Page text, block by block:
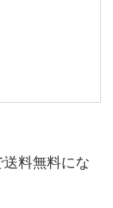
料無料にな